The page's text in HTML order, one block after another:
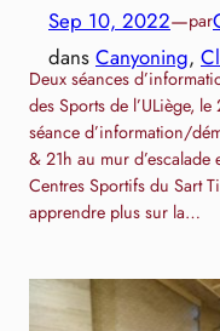
Sep 10, 2022—par
dans Canyoning,
Deux séances
des Sports de l’ULiège,
séance d’information/
& 21h au mur
Centres Sportifs du Sart
apprendre plus sur la…